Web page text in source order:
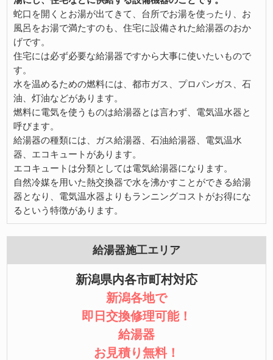
蛇口を開くとお湯が出てきて、台所でお湯を使ったり、お
風呂をお湯で満たすのも、住宅に設備された給湯器のおか
げです。
住宅には必ず必要な給湯器ですから大事に使いたいもので
す。
水を温めるための燃料には、都市ガス、プロパンガス、石
油、灯油などがあります。
燃料に電気を使うものは給湯器とは言わず、電気温水器と
呼びます。
給湯器の種類には、ガス給湯器、石油給湯器、電気温水
器、エコキュートがあります。
エコキュートは分類としては電気給湯器になります。
自然冷媒を用いた熱交換器で水を沸かすことができる給湯
器となり、電気温水器よりもランニングコストがお得にな
るという特徴があります。
給湯器施工エリア
新潟県内各市町村対応
新潟各地で
即日交換修理可能！
給湯器
お見積り無料！